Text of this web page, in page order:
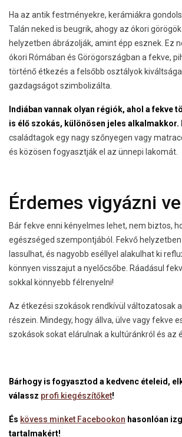
Ha az antik festményekre, kerámiákra
Talán neked is beugrik, ahogy az ókori
helyzetben ábrázolják, amint épp esznek. Ez
ókori Rómában és Görögországban a fekve,
történő étkezés a felsőbb osztályok
gazdagságot szimbolizálta.
Indiában vannak olyan régiók, ahol a fekve
is élő szokás, különösen jeles alkalmakkor.
családtagok egy nagy szőnyegen vagy
és közösen fogyasztják el az ünnepi lakomát.
Érdemes vigyázni
Bár fekve enni kényelmes lehet, nem biztos,
egészséged szempontjából. Fekvő
lassulhat, és nagyobb eséllyel alakulhat ki
könnyen visszajut a nyelőcsőbe. Ráadásul
sokkal könnyebb félrenyelni!
Az étkezési szokások rendkívül változatosak
részein. Mindegy, hogy állva, ülve vagy fekve
szokások sokat elárulnak a kultúránkról és az
Bárhogy is fogyasztod a kedvenc ételeid,
válassz profi kiegészítőket!
És kövess minket Facebookon hasonlóan
tartalmakért!